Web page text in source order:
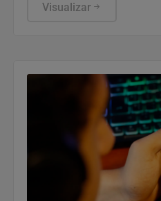
uma carta manuscrita
Visualizar